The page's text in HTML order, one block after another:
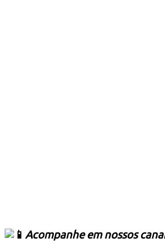
Acompanhe em nossos